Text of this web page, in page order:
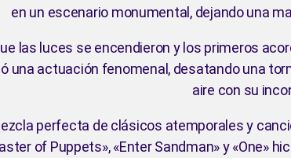
en un escenario monumental, dejando una
las luces se encendieron y los primeros
una actuación fenomenal, desatando una
aire con su
perfecta de clásicos atemporales y
of Puppets», «Enter Sandman» y «One»